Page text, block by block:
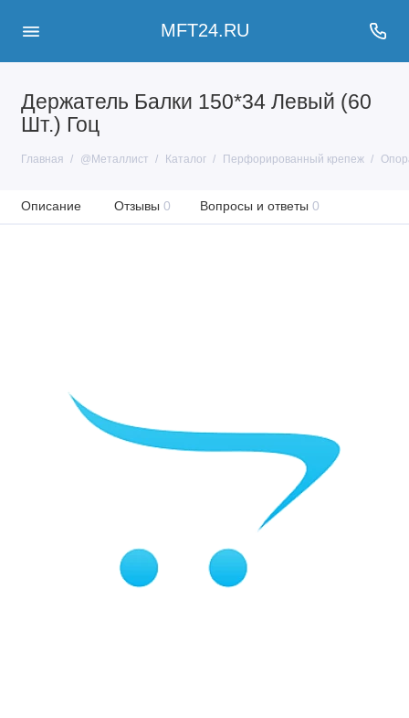
MFT24.RU
Держатель Балки 150*34 Левый (60
Шт.) Гоц
Главная @Металлист Каталог Перфорированный крепеж
Описание Отзывы 0 Вопросы и ответы 0